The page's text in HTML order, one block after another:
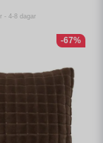
- 4-8 dagar
-67%